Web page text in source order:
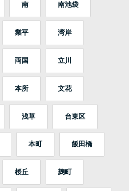
南 南池袋
業平 湾岸
両国 立川
本所 文花
浅草 台東区
本町 飯田橋
桜丘 麹町